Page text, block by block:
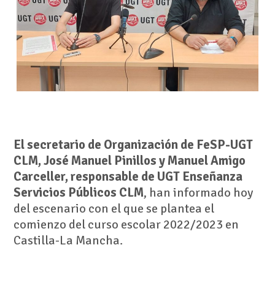
El secretario de Organización de FeSP-UGT
CLM, José Manuel Pinillos y Manuel Amigo
Carceller, responsable de UGT Enseñanza
Servicios Públicos CLM, han informado hoy
del escenario con el que se plantea el
comienzo del curso escolar 2022/2023 en
Castilla-La Mancha.